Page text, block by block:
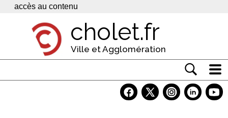
Panneau de gestion des cookies
accès au contenu
cholet.fr
Ville et Agglomération